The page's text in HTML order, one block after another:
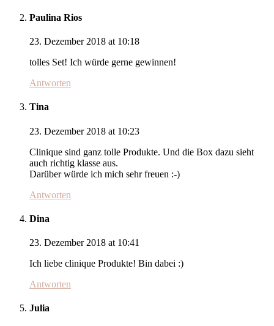
Paulina Rios
23. Dezember 2018 at 10:18
tolles Set! Ich würde gerne gewinnen!
Antworten
Tina
23. Dezember 2018 at 10:23
Clinique sind ganz tolle Produkte. Und die Box dazu sieht
auch richtig klasse aus.
Darüber würde ich mich sehr freuen :-)
Antworten
Dina
23. Dezember 2018 at 10:41
Ich liebe clinique Produkte! Bin dabei :)
Antworten
Julia